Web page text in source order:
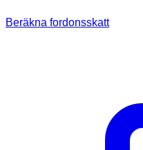
Beräkna fordonsskatt